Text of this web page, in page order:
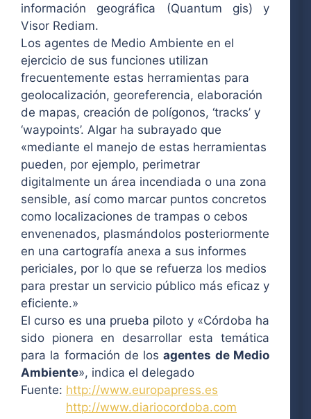
información geográfica (Quantum gis) y
Visor Rediam.
Los agentes de Medio Ambiente en el
ejercicio de sus funciones utilizan
frecuentemente estas herramientas para
geolocalización, georeferencia, elaboración
de mapas, creación de polígonos, ‘tracks’ y
‘waypoints’. Algar ha subrayado que
«mediante el manejo de estas herramientas
pueden, por ejemplo, perimetrar
digitalmente un área incendiada o una zona
sensible, así como marcar puntos concretos
como localizaciones de trampas o cebos
envenenados, plasmándolos posteriormente
en una cartografía anexa a sus informes
periciales, por lo que se refuerza los medios
para prestar un servicio público más eficaz y
eficiente.»
El curso es una prueba piloto y «Córdoba ha
sido pionera en desarrollar esta temática
para la formación de losagentes de Medio
Ambiente», indica el delegado
Fuente: http://www.europapress.es
http://www.diariocordoba.com